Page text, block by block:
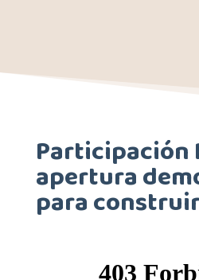
Participación
apertura
para